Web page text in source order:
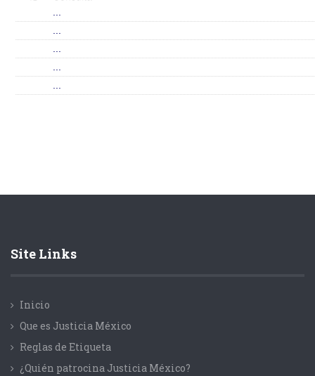
Site Links
Inicio
Que es Justicia México
Reglas de Etiqueta
¿Quién patrocina Justicia México?